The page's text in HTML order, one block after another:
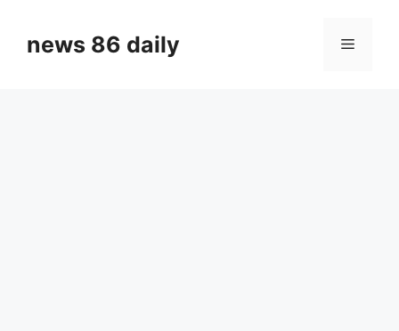
contentnews 86 daily Menu